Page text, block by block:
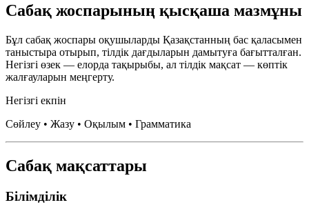
Сабақ жоспарының қысқаша мазмұны
Бұл сабақ жоспары оқушыларды Қазақстанның бас қаласымен
таныстыра отырып, тілдік дағдыларын дамытуға бағытталған.
Негізгі өзек — елорда тақырыбы, ал тілдік мақсат — көптік
жалғауларын меңгерту.
Негізгі екпін
Сөйлеу • Жазу • Оқылым • Грамматика
Сабақ мақсаттары
Білімділік